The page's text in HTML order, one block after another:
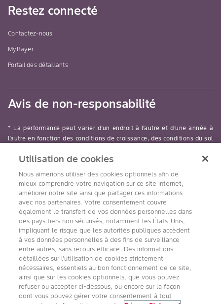
Restez connecté
Contactez-nous
MyBayer
Portail des détaillants
Avis de non-responsabilité
* La performance peut varier d’un endroit à l’autre et d’une année à
l’autre en fonction des conditions de croissance, des conditions du sol
possible, les producteurs doivent évaluer les données recueillies sur
Suivez nous
Utilisation de cookies
Nous aimerions utiliser des cookies optionnels afin de
mieux comprendre votre navigation sur ce site internet,
améliorer notre site ainsi que partager ces informations
avec nos partenaires. Votre consentement couvre
également le transfert de vos données personnelles dans
des pays tiers non sécurisés, notamment les États-Unis,
impliquant le risque que les autorités publiques accèdent
à vos données personnelles à des fins de surveillance
entre autres, sans recours efficace. Des informations
détaillées sur l’utilisation de cookies strictement
nécessaires, essentiels au bon fonctionnement de ce site,
ainsi que sur les cookies optionnels, que vous pouvez
refuser ou accepter ci-dessous, ou encore sur la façon
dont vous pouvez gérer votre consentement à tout